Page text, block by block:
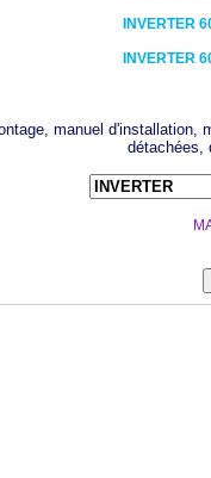
INVERTER
INVERTER
manuel
détachées,